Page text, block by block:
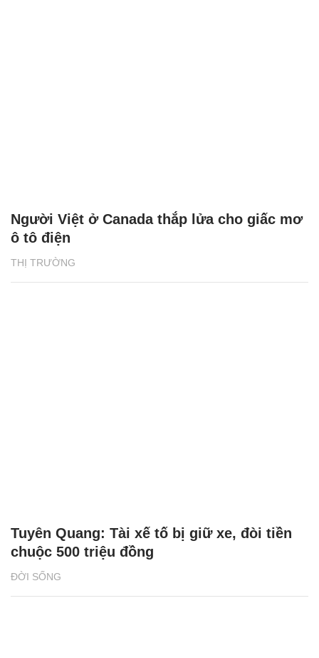
THỊ TRƯỜNG
Người Việt ở Canada thắp lửa cho giấc mơ
ô tô điện
ĐỜI SỐNG
Tuyên Quang: Tài xế tố bị giữ xe, đòi tiền
chuộc 500 triệu đồng